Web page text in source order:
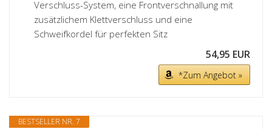
Verschluss-System, eine Frontverschnallung mit
zusätzlichem Klettverschluss und eine
Schweifkordel für perfekten Sitz
54,95 EUR
*Zum Angebot »
BESTSELLER NR. 7